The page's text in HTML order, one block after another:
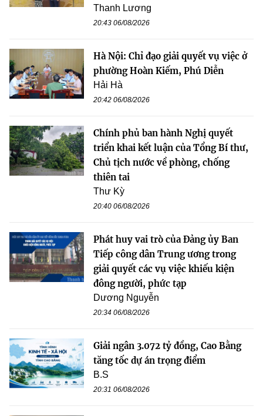
Thanh Lương
20:43 06/08/2026
Hà Nội: Chỉ đạo giải quyết vụ việc ở
phường Hoàn Kiếm, Phú Diễn
Hải Hà
20:42 06/08/2026
Chính phủ ban hành Nghị quyết
triển khai kết luận của Tổng Bí thư,
Chủ tịch nước về phòng, chống
thiên tai
Thư Kỳ
20:40 06/08/2026
Phát huy vai trò của Đảng ủy Ban
Tiếp công dân Trung ương trong
giải quyết các vụ việc khiếu kiện
đông người, phức tạp
Dương Nguyễn
20:34 06/08/2026
Giải ngân 3.072 tỷ đồng, Cao Bằng
tăng tốc dự án trọng điểm
B.S
20:31 06/08/2026